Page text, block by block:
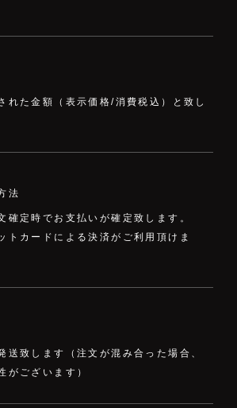
れた金額（表示価格/消費税込）と致し
法
確定時でお支払いが確定致します。
トカードによる決済がご利用頂けま
送致します（注文が混み合った場合、
がございます）